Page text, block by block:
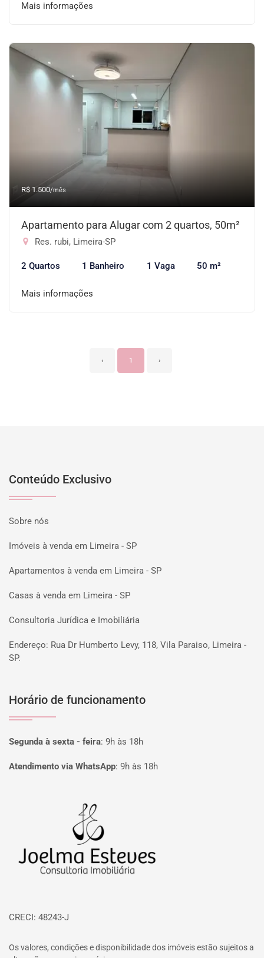
Mais informações
R$ 1.500/mês
Apartamento para Alugar com 2 quartos, 50m²
Res. rubi, Limeira-SP
2 Quartos 1 Banheiro 1 Vaga 50 m²
Mais informações
‹ 1 ›
Conteúdo Exclusivo
Sobre nós
Imóveis à venda em Limeira - SP
Apartamentos à venda em Limeira - SP
Casas à venda em Limeira - SP
Consultoria Jurídica e Imobiliária
Endereço: Rua Dr Humberto Levy, 118, Vila Paraiso, Limeira -
SP.
Horário de funcionamento
Segunda à sexta - feira: 9h às 18h
Atendimento via WhatsApp: 9h às 18h
CRECI: 48243-J
Os valores, condições e disponibilidade dos imóveis estão sujeitos a